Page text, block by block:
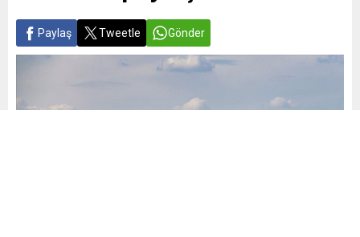
Paylaş Tweetle Gönder